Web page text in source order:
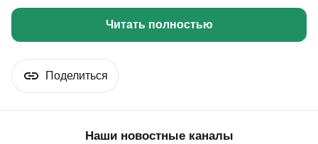
Читать полностью
Поделиться
Наши новостные каналы